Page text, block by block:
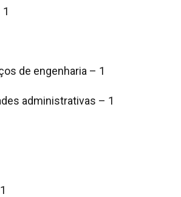
de engenharia – 1
administrativas – 1